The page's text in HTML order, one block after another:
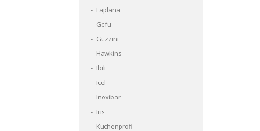
Faplana
Gefu
Guzzini
Hawkins
Ibili
Icel
Inoxibar
Iris
Kuchenprofi